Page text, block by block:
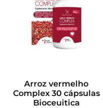
Arroz vermelho
Complex 30 cápsulas
Bioceuitica